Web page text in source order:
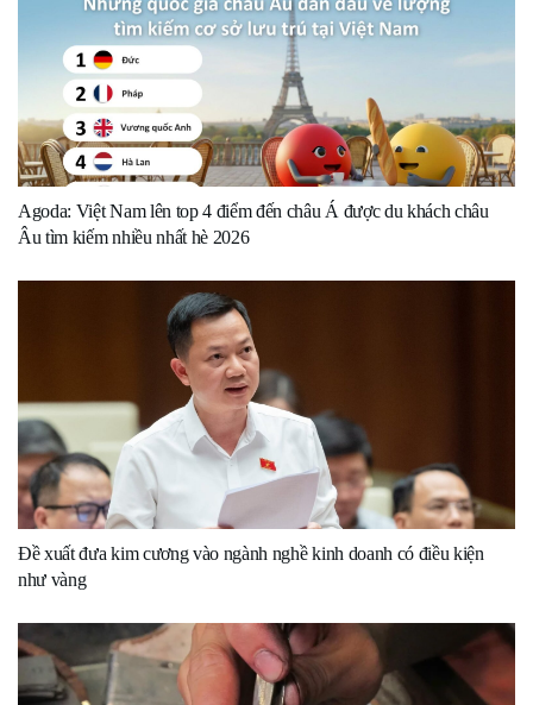
Agoda: Việt Nam lên top 4 điểm đến châu Á được du khách châu
Âu tìm kiếm nhiều nhất hè 2026
Đề xuất đưa kim cương vào ngành nghề kinh doanh có điều kiện
như vàng